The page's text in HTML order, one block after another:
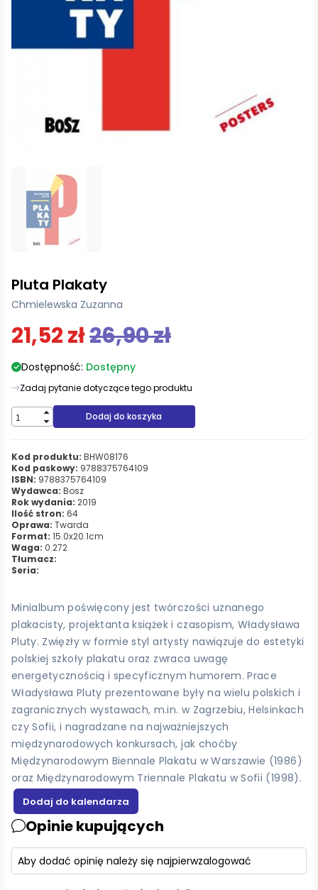
Pluta Plakaty
Chmielewska Zuzanna
21,52 zł26,90 zł
Dostępność: Dostępny
Zadaj pytanie dotyczące tego produktu
Dodaj do koszyka
Kod produktu: BHW08176
Kod paskowy: 9788375764109
ISBN: 9788375764109
Wydawca: Bosz
Rok wydania: 2019
Ilość stron: 64
Oprawa: Twarda
Format: 15.0x20.1cm
Waga: 0.272
Tłumacz:
Seria:
Minialbum poświęcony jest twórczości uznanego
plakacisty, projektanta książek i czasopism, Władysława
Pluty. Zwięzły w formie styl artysty nawiązuje do estetyki
polskiej szkoły plakatu oraz zwraca uwagę
energetycznością i specyficznym humorem. Prace
Władysława Pluty prezentowane były na wielu polskich i
zagranicznych wystawach, m.in. w Zagrzebiu, Helsinkach
czy Sofii, i nagradzane na najważniejszych
międzynarodowych konkursach, jak choćby
Międzynarodowym Biennale Plakatu w Warszawie (1986)
oraz Międzynarodowym Triennale Plakatu w Sofii (1998).
Opinie kupujących
Aby dodać opinię należy się najpierwzalogować